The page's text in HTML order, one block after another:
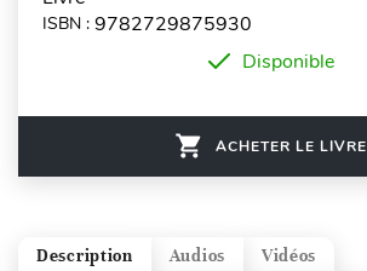
ISBN : 9782729875930
Disponible
ACHETER LE LIVRE
Vidéos
Audios
Description